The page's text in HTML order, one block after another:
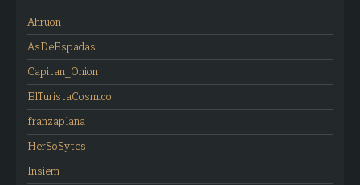
Ahruon
AsDeEspadas
Capitan_Onion
ElTuristaCosmico
franzaplana
HerSoSytes
Insiem